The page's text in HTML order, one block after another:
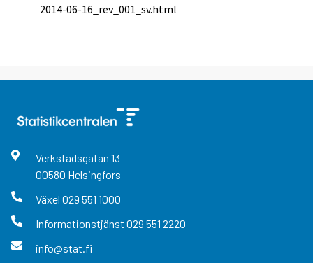
2014-06-16_rev_001_sv.html
Verkstadsgatan 13
00580 Helsingfors
Växel 029 551 1000
Informationstjänst 029 551 2220
info@stat.fi